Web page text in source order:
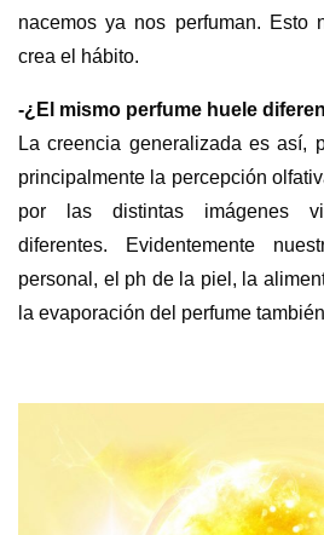
nacemos ya nos perfuman. Esto
crea el hábito.
-¿El mismo perfume huele
La creencia generalizada es así,
principalmente la percepción
por las distintas imágenes
diferentes. Evidentemente
personal, el ph de la piel, la
la evaporación del perfume